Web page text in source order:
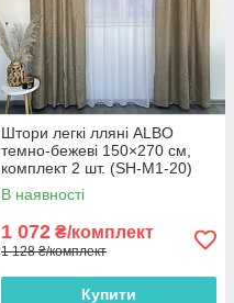
Штори легкі лляні ALBO
темно-бежеві 150×270 см,
комплект 2 шт. (SH-M1-20)
В наявності
1 072 ₴/комплект
1 128 ₴/комплект
Купити